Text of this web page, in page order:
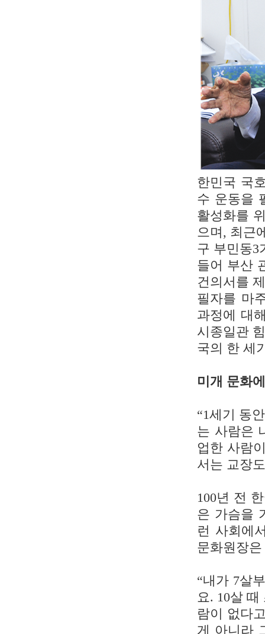
한민국 국
수 운동을
활성화를
으며, 최근
구 부민동3
들어 부산
건의서를
필자를 마
과정에 대
시종일관
국의 한 세
미개 문화
“1세기 동
는 사람은
업한 사람
서는 교장
100년 전
은 가슴을
런 사회에
문화원장
“내가 7살
요. 10살
람이 없다
게 아니라